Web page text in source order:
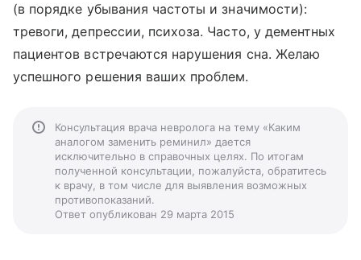
(в порядке убывания частоты и значимости):
тревоги, депрессии, психоза. Часто, у дементных
пациентов встречаются нарушения сна. Желаю
успешного решения ваших проблем.
Консультация врача невролога на тему «Каким
аналогом заменить реминил» дается
исключительно в справочных целях. По итогам
полученной консультации, пожалуйста, обратитесь
к врачу, в том числе для выявления возможных
противопоказаний.
Ответ опубликован 29 марта 2015